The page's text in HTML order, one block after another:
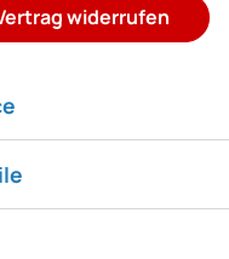
widerrufen